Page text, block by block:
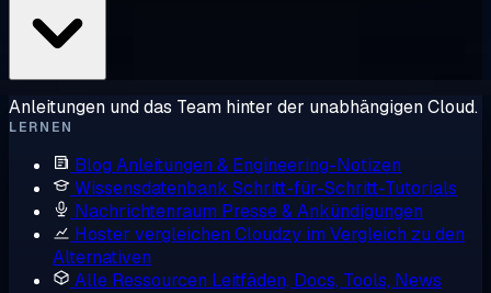
Anleitungen und das Team hinter der unabhängigen Cloud.
LERNEN
Blog Anleitungen & Engineering-Notizen
Wissensdatenbank Schritt-für-Schritt-Tutorials
Nachrichtenraum Presse & Ankündigungen
Hoster vergleichen Cloudzy im Vergleich zu den
Alternativen
Alle Ressourcen Leitfäden, Docs, Tools, News